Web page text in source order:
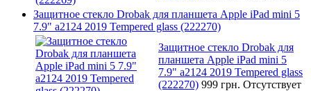
Защитное стекло Drobak для планшета Apple iPad mini 5
7.9" a2124 2019 Tempered glass (222270)
Защитное стекло Drobak для
планшета Apple iPad mini 5
7.9" a2124 2019 Tempered glass
(222270) 999 грн. Отсутствует